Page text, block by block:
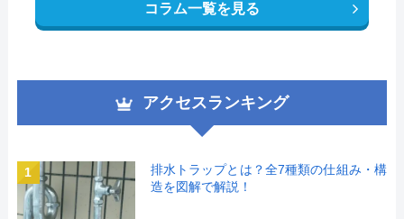
コラム一覧を見る
アクセスランキング
1
排水トラップとは？全7種類の仕組み・構
造を図解で解説！